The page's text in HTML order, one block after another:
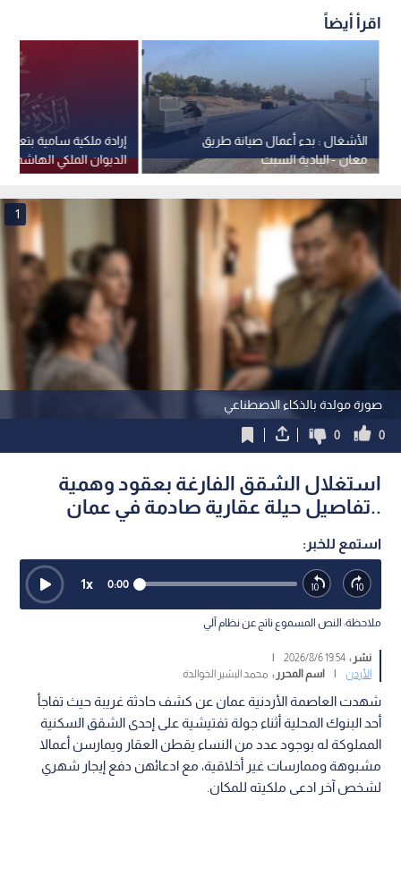
اقرأ أيضاً
إرادة ملكية سامية
الديوان الملكي
جلالة الملك عضوين
القومي
الأشغال : بدء أعمال صيانة طريق
معان - البادية السبت
صورة مولدة بالذكاء الاصطناعي
1
0
0
استغلال الشقق الفارغة بعقود وهمية
..تفاصيل حيلة عقارية صادمة في عمان
استمع للخبر:
0:00
1x
ملاحظة: النص المسموع ناتج عن نظام آلي
نشر :19:54 2026/8/6
|
الأردن
| اسم المحرر : محمد البشير الخوالدة
شهدت العاصمة الأردنية عمان عن كشف حادثة غريبة حيث تفاجأ
أحد البنوك المحلية أثناء جولة تفتيشية على إحدى الشقق السكنية
المملوكة له بوجود عدد من النساء يقطن العقار ويمارسن أعمالا
مشبوهة وممارسات غير أخلاقية، مع ادعائهن دفع إيجار شهري
لشخص آخر ادعى ملكيته للمكان.